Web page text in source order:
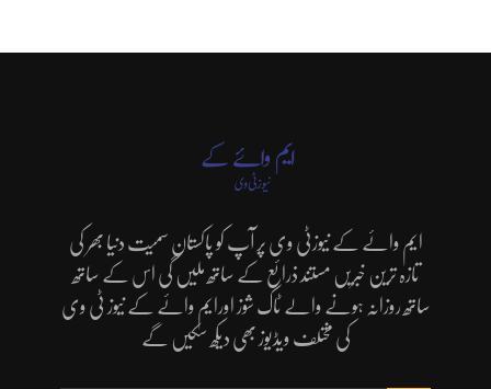
ایم وائے کے نیوزٹی وی پر آپ کو پاکستان سمیت دنیا بھر کی
تازہ ترین خبریں مستند ذرائع کے ساتھ ملیں گی اس کے ساتھ
ساتھ روزانہ ہونے والے ٹاک شوز اورایم وائے کے نیوز ٹی وی
کی مختلف ویڈیوز بھی دیکھ سکیں گے